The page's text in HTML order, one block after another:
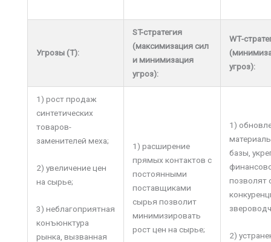
Угрозы(T):
ST-стратегия
(максимизация сил
и минимизация
угроз):
WТ-
угроз):
1) рост продаж
синтетических
товаров-
заменителей меха;
2) увеличение цен
на сырье;
3) неблагоприятная
конъюнктура
рынка, вызванная
1) расширение
прямых контактов с
постоянными
поставщиками
сырья позволит
минимизировать
рост цен на сырье;
1)
базы,
позволят
2)